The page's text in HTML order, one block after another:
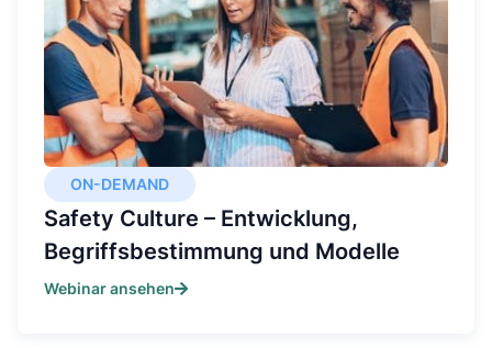
ON-DEMAND
Safety Culture – Entwicklung,
Begriffsbestimmung und Modelle
Webinar ansehen